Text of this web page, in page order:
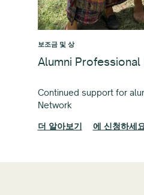
보조금 및 상
Alumni
Continued support for
Network
더 알아보기
에 신청하세